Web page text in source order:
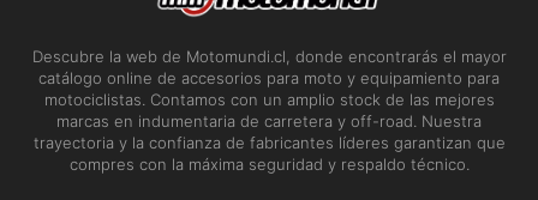
Descubre la web de Motomundi.cl, donde encontrarás el mayor
catálogo online de accesorios para moto y equipamiento para
motociclistas. Contamos con un amplio stock de las mejores
marcas en indumentaria de carretera y off-road. Nuestra
trayectoria y la confianza de fabricantes líderes garantizan que
compres con la máxima seguridad y respaldo técnico.